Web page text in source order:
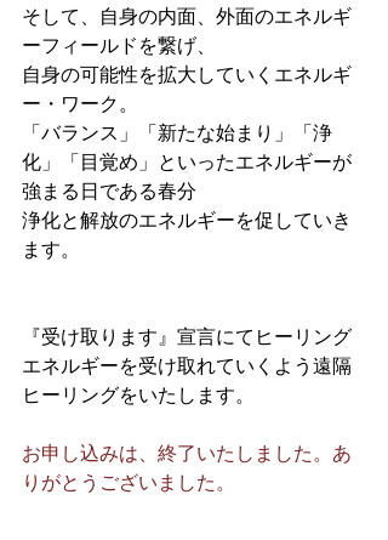
そして、自身の内面、外面のエネルギ
ーフィールドを繋げ、
自身の可能性を拡大していくエネルギ
ー・ワーク。
「バランス」「新たな始まり」「浄
化」「目覚め」といったエネルギーが
強まる日である春分
浄化と解放のエネルギーを促していき
ます。
『受け取ります』宣言にてヒーリング
エネルギーを受け取れていくよう遠隔
ヒーリングをいたします。
お申し込みは、終了いたしました。あ
りがとうございました。